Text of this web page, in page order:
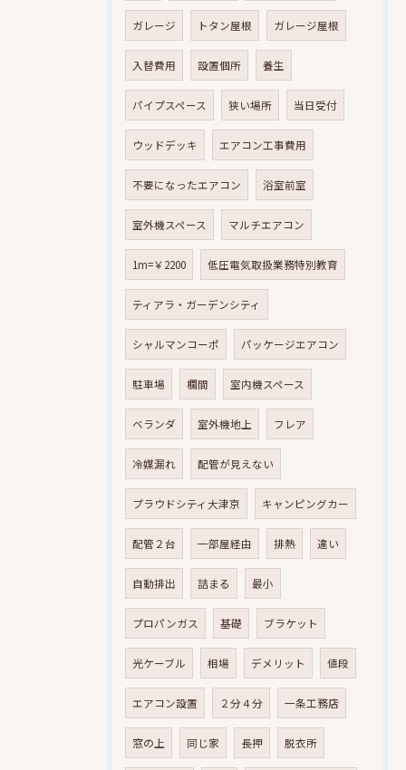
ガレージ トタン屋根 ガレージ屋根
入替費用 設置個所 養生
パイプスペース 狭い場所 当日受付
ウッドデッキ エアコン工事費用
不要になったエアコン 浴室前室
室外機スペース マルチエアコン
1m=￥2200 低圧電気取扱業務特別教育
ティアラ・ガーデンシティ
シャルマンコーポ パッケージエアコン
駐車場 欄間 室内機スペース
ベランダ 室外機地上 フレア
冷媒漏れ 配管が見えない
プラウドシティ大津京 キャンピングカー
配管２台 一部屋経由 排熱 違い
自動排出 詰まる 最小
プロパンガス 基礎 ブラケット
光ケーブル 相場 デメリット 値段
エアコン設置 ２分４分 一条工務店
窓の上 同じ家 長押 脱衣所